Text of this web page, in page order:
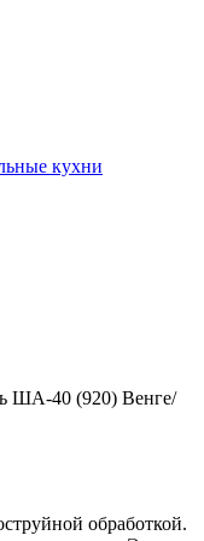
кухни
ША-40 (920) Венге/
обработкой.